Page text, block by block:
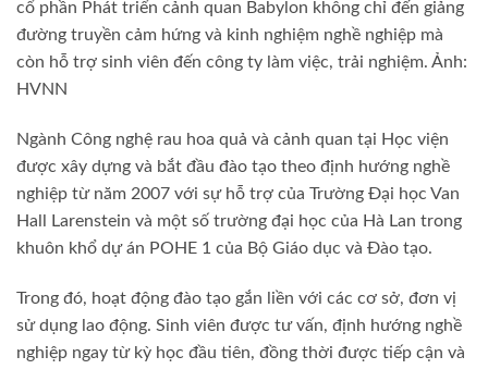
cổ phần Phát triển cảnh quan Babylon không chỉ đến giảng
đường truyền cảm hứng và kinh nghiệm nghề nghiệp mà
còn hỗ trợ sinh viên đến công ty làm việc, trải nghiệm. Ảnh:
HVNN
Ngành Công nghệ rau hoa quả và cảnh quan tại Học viện
được xây dựng và bắt đầu đào tạo theo định hướng nghề
nghiệp từ năm 2007 với sự hỗ trợ của Trường Đại học Van
Hall Larenstein và một số trường đại học của Hà Lan trong
khuôn khổ dự án POHE 1 của Bộ Giáo dục và Đào tạo.
Trong đó, hoạt động đào tạo gắn liền với các cơ sở, đơn vị
sử dụng lao động. Sinh viên được tư vấn, định hướng nghề
nghiệp ngay từ kỳ học đầu tiên, đồng thời được tiếp cận và